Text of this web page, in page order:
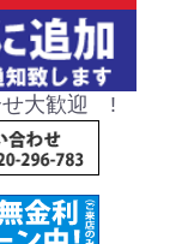
せ大歓迎 !